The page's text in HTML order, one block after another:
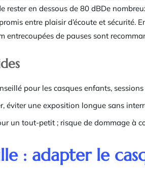
rester en dessous de 80 dBDe
entre plaisir d’écoute et sécurité.
entrecoupées de pauses sont
pour les casques enfants,
éviter une exposition longue sans
un tout-petit ; risque de dommage à
: adapter le